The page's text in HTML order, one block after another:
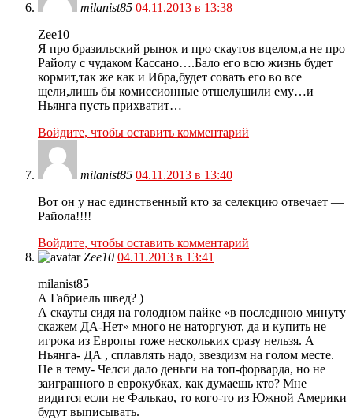
milanist85 04.11.2013 в 13:38
Zee10
Я про бразильский рынок и про скаутов вцелом,а не про
Райолу с чудаком Кассано….Бало его всю жизнь будет
кормит,так же как и Ибра,будет совать его во все
щели,лишь бы комиссионные отшелушили ему…и
Ньянга пусть прихватит…
Войдите, чтобы оставить комментарий
milanist85 04.11.2013 в 13:40
Вот он у нас единственный кто за селекцию отвечает —
Райола!!!!
Войдите, чтобы оставить комментарий
Zee10 04.11.2013 в 13:41
milanist85
А Габриель швед? )
А скауты сидя на голодном пайке «в последнюю минуту
скажем ДА-Нет» много не наторгуют, да и купить не
игрока из Европы тоже нескольких сразу нельзя. А
Ньянга- ДА , сплавлять надо, звездизм на голом месте.
Не в тему- Челси дало деньги на топ-форварда, но не
заигранного в еврокубках, как думаешь кто? Мне
видится если не Фалькао, то кого-то из Южной Америки
будут выписывать.